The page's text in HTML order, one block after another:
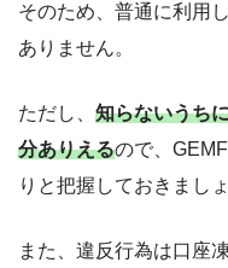
そのため、普通に利用
ありません。
ただし、 知らないうち
分ありえるので、
りと把握しておきましょ
また、違反行為は口座